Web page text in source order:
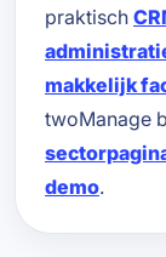
praktisch
makkelijk
twoManage
demo.